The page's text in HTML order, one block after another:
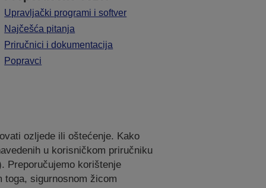
Upravljački programi i softver
Najčešća pitanja
Priručnici i dokumentacija
Popravci
ozljede ili oštećenje. Kako
u korisničkom priručniku
Preporučujemo korištenje
toga, sigurnosnom žicom